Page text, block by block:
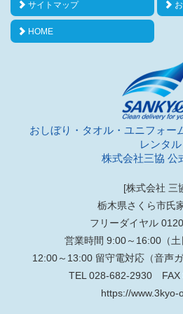
サイトマップ
HOME
おしぼり・タオル・ユニフォー
レンタル
株式会社三協 公
[株式会社 三
栃木県さくら市氏
フリーダイヤル
営業時間 9:00～16:00（土
12:00～13:00 留守電対応（音声
TEL 028-682-2930 FAX
https://www.3kyo-